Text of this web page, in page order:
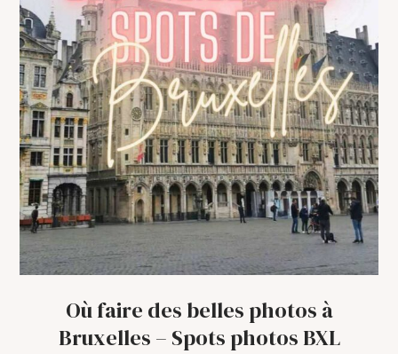
Où faire des belles photos à
Bruxelles – Spots photos BXL